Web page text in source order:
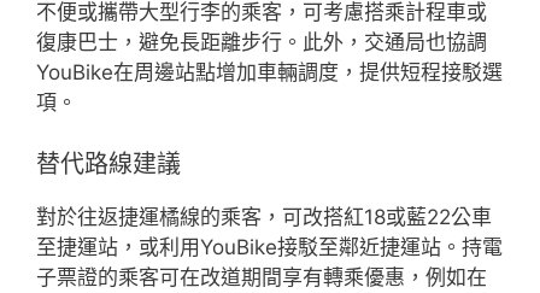
不便或攜帶大型行李的乘客，可考慮搭乘計程車或
復康巴士，避免長距離步行。此外，交通局也協調
YouBike在周邊站點增加車輛調度，提供短程接駁選
項。
替代路線建議
對於往返捷運橘線的乘客，可改搭紅18或藍22公車
至捷運站，或利用YouBike接駁至鄰近捷運站。持電
子票證的乘客可在改道期間享有轉乘優惠，例如在